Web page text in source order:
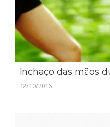
Inchaço das mãos
12/10/2016